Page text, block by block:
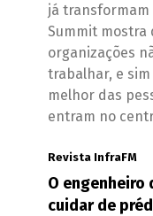
já transformam
Summit mostra
organizações
trabalhar, e
melhor das
entram no
Revista InfraFM
O engenheiro
cuidar de